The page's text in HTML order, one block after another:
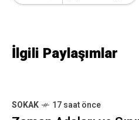
İlgili Paylaşımlar
SOKAK 17 saat önce